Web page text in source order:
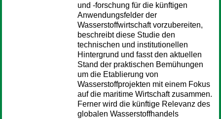
und -forschung für die künftigen
Anwendungsfelder der
Wasserstoffwirtschaft vorzubereiten,
beschreibt diese Studie den
technischen und institutionellen
Hintergrund und fasst den aktuellen
Stand der praktischen Bemühungen
um die Etablierung von
Wasserstoffprojekten mit einem Fokus
auf die maritime Wirtschaft zusammen.
Ferner wird die künftige Relevanz des
globalen Wasserstoffhandels